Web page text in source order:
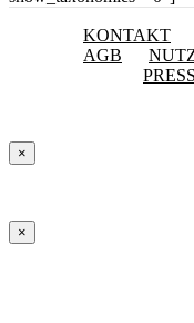
KONTAKT
AGB
×
×